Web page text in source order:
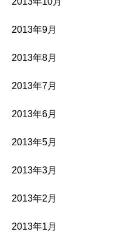
2013年9月
2013年8月
2013年7月
2013年6月
2013年5月
2013年3月
2013年2月
2013年1月